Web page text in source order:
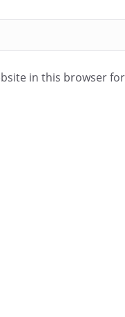
in this browser